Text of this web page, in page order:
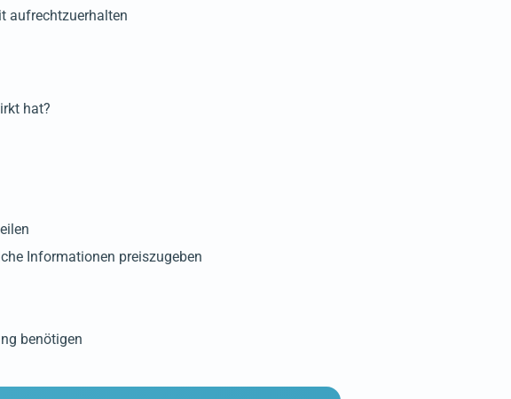
aufrechtzuerhalten
hat?
Informationen preiszugeben
benötigen